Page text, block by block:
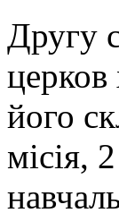
Другу
церков
його
місія,